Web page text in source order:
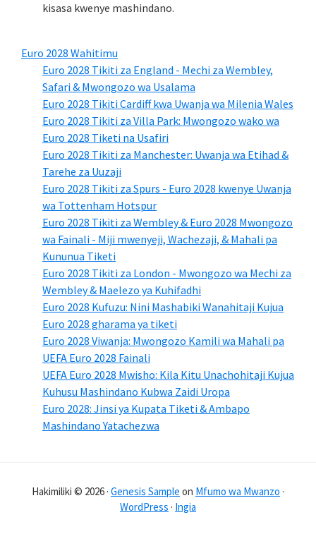
kisasa kwenye mashindano.
Euro 2028 Wahitimu
Euro 2028 Tikiti za England - Mechi za Wembley,
Safari & Mwongozo wa Usalama
Euro 2028 Tikiti Cardiff kwa Uwanja wa Milenia Wales
Euro 2028 Tikiti za Villa Park: Mwongozo wako wa
Euro 2028 Tiketi na Usafiri
Euro 2028 Tikiti za Manchester: Uwanja wa Etihad &
Tarehe za Uuzaji
Euro 2028 Tikiti za Spurs - Euro 2028 kwenye Uwanja
wa Tottenham Hotspur
Euro 2028 Tikiti za Wembley & Euro 2028 Mwongozo
wa Fainali - Miji mwenyeji, Wachezaji, & Mahali pa
Kununua Tiketi
Euro 2028 Tikiti za London - Mwongozo wa Mechi za
Wembley & Maelezo ya Kuhifadhi
Euro 2028 Kufuzu: Nini Mashabiki Wanahitaji Kujua
Euro 2028 gharama ya tiketi
Euro 2028 Viwanja: Mwongozo Kamili wa Mahali pa
UEFA Euro 2028 Fainali
UEFA Euro 2028 Mwisho: Kila Kitu Unachohitaji Kujua
Kuhusu Mashindano Kubwa Zaidi Uropa
Euro 2028: Jinsi ya Kupata Tiketi & Ambapo
Mashindano Yatachezwa
Hakimiliki © 2026 · Genesis Sample on Mfumo wa Mwanzo ·
WordPress · Ingia